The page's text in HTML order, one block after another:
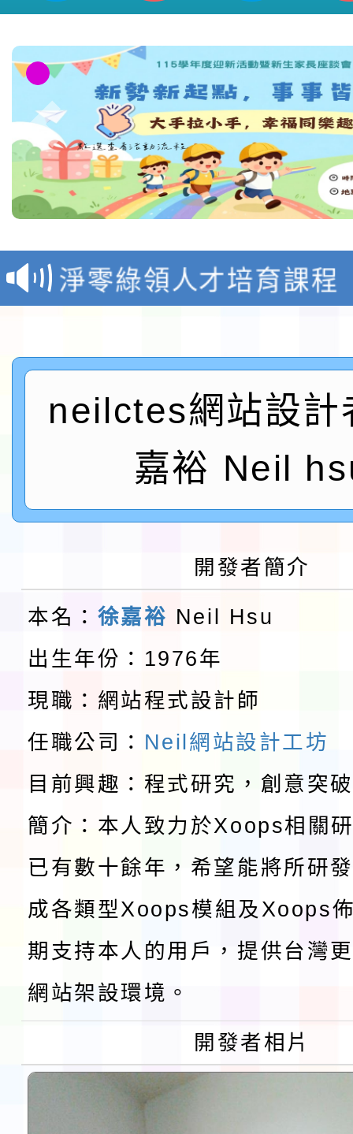
教育部校安中心白海豚
報
淨零綠領人才培育課程
檢送桃園市115學年度
及師生本土語及新住民
實施要點各1份
115年食農教育專業人
程
函轉國家通訊傳播委員
鎮韌性（防空）演習－
「115年金融知識線上
法」
本校115學年度第1學
第3次招考代課鐘點教
告(不再辦理後續甄選)
檢送「桃園市115學年
賽實施要點」1份
本市「115學年度學生
程安排一案
「桃園市補助參觀特色
展演活動實施計畫」
請一案
教育部校安中心白海豚
報
淨零綠領人才培育課程
檢送桃園市115學年度
及師生本土語及新住民
實施要點各1份
115年食農教育專業人
程
函轉國家通訊傳播委員
鎮韌性（防空）演習－
「115年金融知識線上
法」
本校115學年度第1學
第3次招考代課鐘點教
告(不再辦理後續甄選)
檢送「桃園市115學年
賽實施要點」1份
本市「115學年度學生
程安排一案
「桃園市補助參觀特色
neilctes網站設計
嘉裕 Neil
開發者簡介
本名： 徐嘉裕 Neil Hsu
出生年份：1976年
現職：網站程式設計師
任職公司： Neil網站設計工坊
目前興趣：程式研究，創意突
簡介：本人致力於Xoops相關
已有數十餘年，希望能將所研
成各類型Xoops模組及Xoops
期支持本人的用戶，提供台灣
網站架設環境。
開發者相片